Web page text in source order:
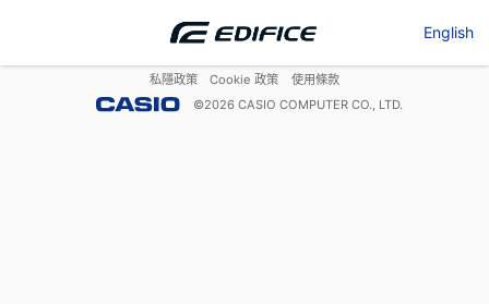
English
私隱政策 Cookie 政策
使用條款
©2026 CASIO COMPUTER CO., LTD.